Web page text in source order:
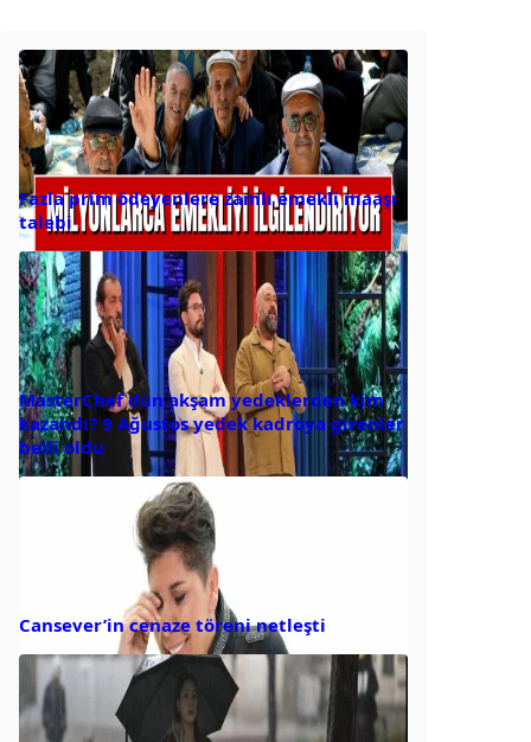
Fazla prim ödeyenlere zamlı emekli maaşı
talebi
MasterChef dün akşam yedeklerden kim
kazandı? 9 Ağustos yedek kadroya girenler
belli oldu
Cansever’in cenaze töreni netleşti